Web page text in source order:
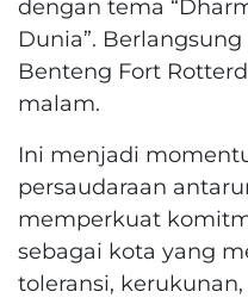
dengan tema
Dunia”.
Benteng Fort
malam.
Ini menjadi
persaudaraan
memperkuat
sebagai kota yang
toleransi,